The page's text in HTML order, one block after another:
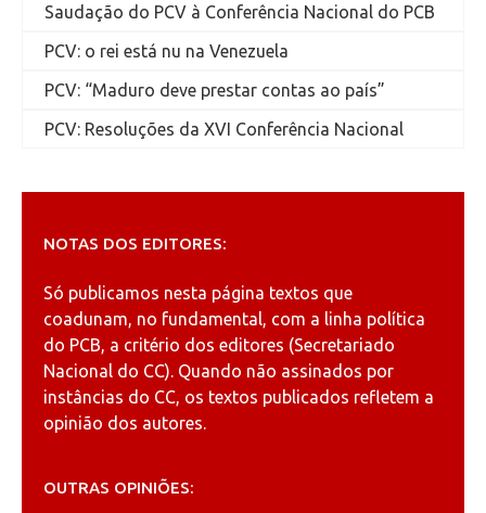
Saudação do PCV à Conferência Nacional do PCB
PCV: o rei está nu na Venezuela
PCV: “Maduro deve prestar contas ao país”
PCV: Resoluções da XVI Conferência Nacional
NOTAS DOS EDITORES:
Só publicamos nesta página textos que
coadunam, no fundamental, com a linha política
do PCB, a critério dos editores (Secretariado
Nacional do CC). Quando não assinados por
instâncias do CC, os textos publicados refletem a
opinião dos autores.
OUTRAS OPINIÕES: